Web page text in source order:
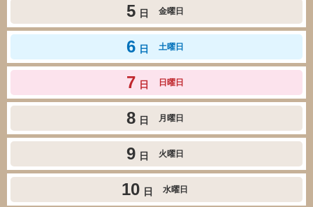
5 日 金曜日
6 日 土曜日
7 日 日曜日
8 日 月曜日
9 日 火曜日
10 日 水曜日